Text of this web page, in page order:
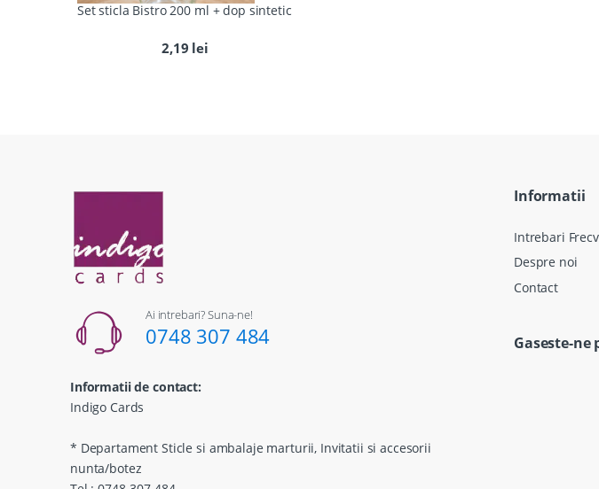
Set sticla Bistro 200 ml + dop sintetic
2,19 lei
Ai intrebari? Suna-ne!
0748 307 484
Informatii de contact:
Indigo Cards
* Departament Sticle si ambalaje marturii, Invitatii si accesorii
nunta/botez
Informatii
Intrebari
Despre noi
Contact
Gaseste-ne